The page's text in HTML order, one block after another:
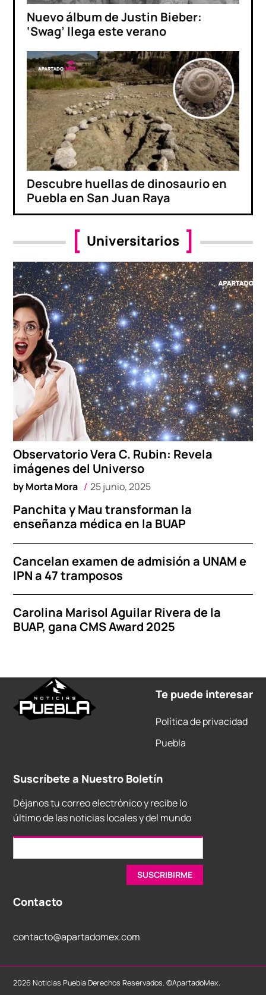
Nuevo álbum de Justin Bieber:
‘Swag’ llega este verano
Descubre huellas de dinosaurio en
Puebla en San Juan Raya
Universitarios
Observatorio Vera C. Rubin: Revela
imágenes del Universo
byMorta Mora 25 junio, 2025
Panchita y Mau transforman la
enseñanza médica en la BUAP
Cancelan examen de admisión a UNAM e
IPN a 47 tramposos
Carolina Marisol Aguilar Rivera de la
BUAP, gana CMS Award 2025
Te puede interesar
Política de privacidad
Puebla
Suscríbete a Nuestro Boletín
Déjanos tu correo electrónico y recibe lo
último de las noticias locales y del mundo
Contacto
contacto@apartadomex.com
2026 Noticias Puebla Derechos Reservados. ©ApartadoMex.